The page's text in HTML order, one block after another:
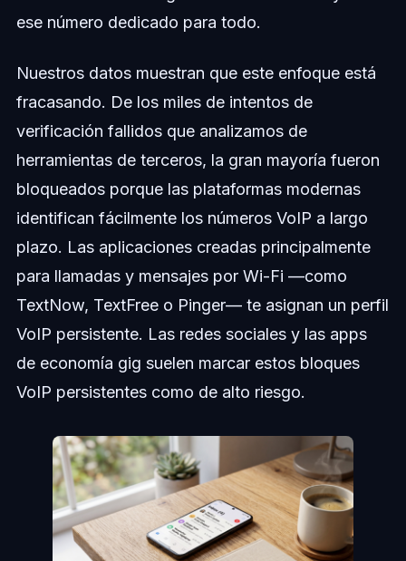
ese número dedicado para todo.
Nuestros datos muestran que este enfoque está
fracasando. De los miles de intentos de
verificación fallidos que analizamos de
herramientas de terceros, la gran mayoría fueron
bloqueados porque las plataformas modernas
identifican fácilmente los números VoIP a largo
plazo. Las aplicaciones creadas principalmente
para llamadas y mensajes por Wi-Fi —como
TextNow, TextFree o Pinger— te asignan un perfil
VoIP persistente. Las redes sociales y las apps
de economía gig suelen marcar estos bloques
VoIP persistentes como de alto riesgo.